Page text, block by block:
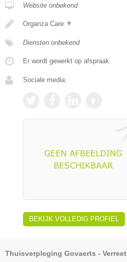
Website onbekend
Organza Care ▼
Diensten onbekend
Er wordt gewerkt op afspraak.
Sociale media:
BEKIJK VOLLEDIG PROFIEL
Thuisverpleging Govaerts - Verreet